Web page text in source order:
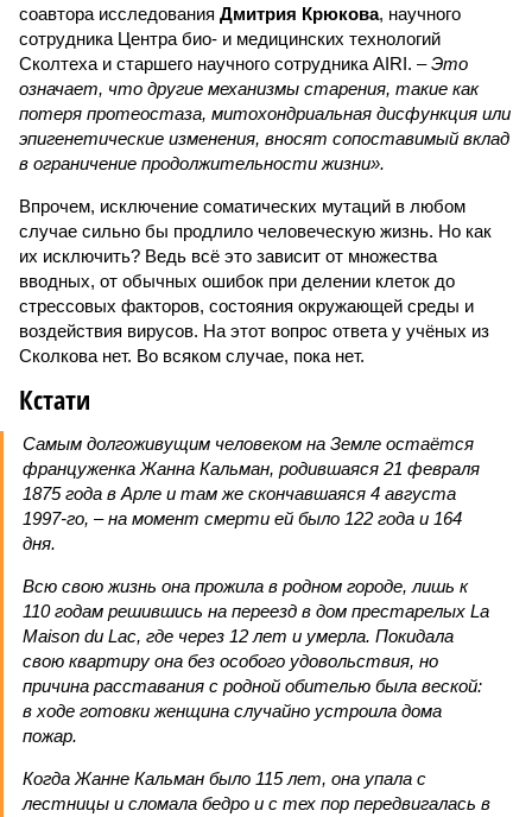
соавтора исследования Дмитрия Крюкова, научного
сотрудника Центра био- и медицинских технологий
Сколтеха и старшего научного сотрудника AIRI. –Это
означает, что другие механизмы старения, такие как
потеря протеостаза, митохондриальная дисфункция или
эпигенетические изменения, вносят сопоставимый вклад
в ограничение продолжительности жизни».
Впрочем, исключение соматических мутаций в любом
случае сильно бы продлило человеческую жизнь. Но как
их исключить? Ведь всё это зависит от множества
вводных, от обычных ошибок при делении клеток до
стрессовых факторов, состояния окружающей среды и
воздействия вирусов. На этот вопрос ответа у учёных из
Сколкова нет. Во всяком случае, пока нет.
Кстати
Самым долгоживущим человеком на Земле остаётся
француженка Жанна Кальман, родившаяся 21 февраля
1875 года в Арле и там же скончавшаяся 4 августа
1997-го, – на момент смерти ей было 122 года и 164
дня.
Всю свою жизнь она прожила в родном городе, лишь к
110 годам решившись на переезд в дом престарелых La
Maison du Lac, где через 12 лет и умерла. Покидала
свою квартиру она без особого удовольствия, но
причина расставания с родной обителью была веской:
в ходе готовки женщина случайно устроила дома
пожар.
Когда Жанне Кальман было 115 лет, она упала с
лестницы и сломала бедро и с тех пор передвигалась в